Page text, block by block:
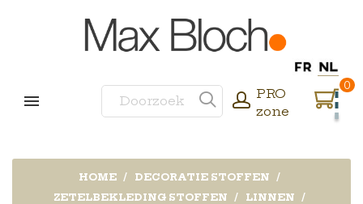
PRO
zone
0
HOME
DECORATIE STOFFEN
ZETELBEKLEDING STOFFEN
LINNEN